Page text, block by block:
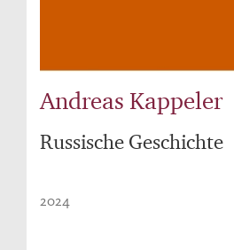
Andreas Kappeler
Russische Geschichte
2024